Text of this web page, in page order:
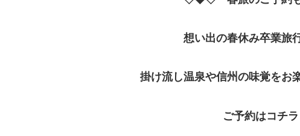
想い出の春休み卒業旅
掛け流し温泉や信州の味覚をお
ご予約はコチ